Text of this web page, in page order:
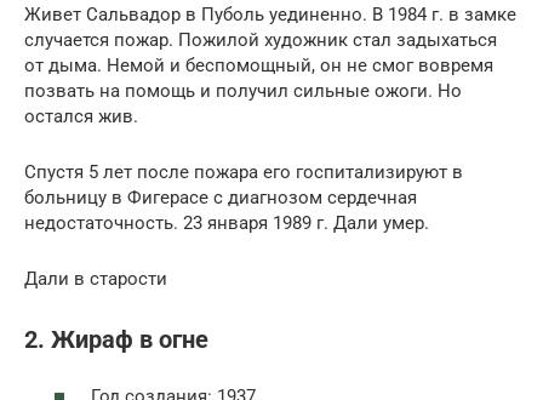
Живет Сальвадор в Пуболь уединенно. В 1984 г. в замке
случается пожар. Пожилой художник стал задыхаться
от дыма. Немой и беспомощный, он не смог вовремя
позвать на помощь и получил сильные ожоги. Но
остался жив.
Спустя 5 лет после пожара его госпитализируют в
больницу в Фигерасе с диагнозом сердечная
недостаточность. 23 января 1989 г. Дали умер.
Дали в старости
2. Жираф в огне